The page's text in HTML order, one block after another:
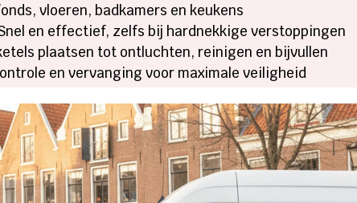
vloeren, badkamers en keukens
en effectief, zelfs bij hardnekkige verstoppingen
plaatsen tot ontluchten, reinigen en bijvullen
en vervanging voor maximale veiligheid